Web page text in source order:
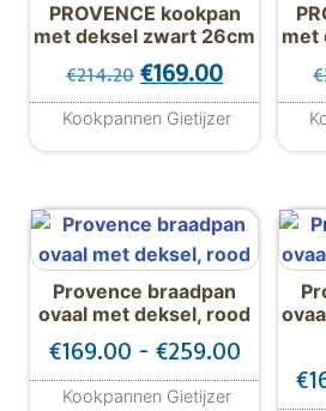
PROVENCE kookpan
met deksel zwart 26cm
€214.20 Oorspronkelijke
€169.00Huidige
Kookpannen Gietijzer
met
€
Provence braadpan
ovaal met deksel, rood
€169.00 - €259.00
Kookpannen Gietijzer
€